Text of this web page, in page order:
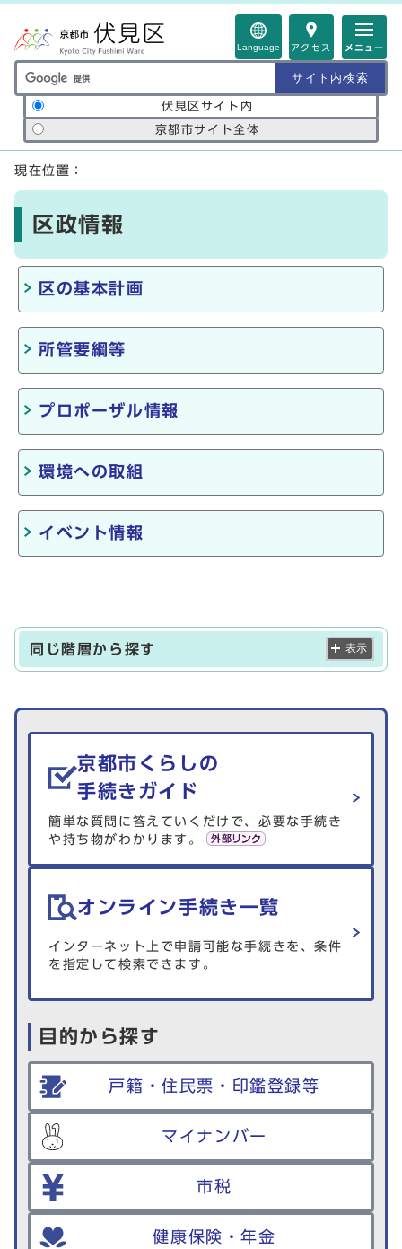
Language アクセス メニュー
サイト内検索の範囲
伏見区サイト内
京都市サイト全体
ここから本文です
現在位置：
区政情報
区の基本計画
所管要綱等
プロポーザル情報
環境への取組
イベント情報
同じ階層から探す 表示
生活情報を探す
京都市くらしの
手続きガイド
簡単な質問に答えていくだけで、必要な手続き
や持ち物がわかります。
オンライン手続き一覧
インターネット上で申請可能な手続きを、条件
を指定して検索できます。
目的から探す
戸籍・住民票・印鑑登録等
マイナンバー
市税
健康保険・年金